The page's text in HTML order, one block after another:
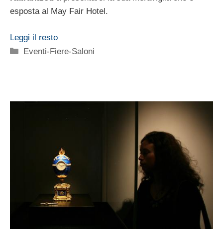
esposta al May Fair Hotel.
Leggi il resto
Categorie
Eventi-Fiere-Saloni